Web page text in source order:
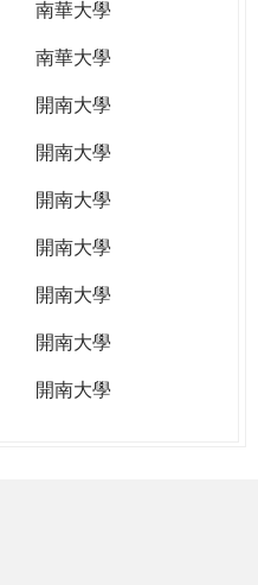
南華大學
南華大學
開南大學
開南大學
開南大學
開南大學
開南大學
開南大學
開南大學